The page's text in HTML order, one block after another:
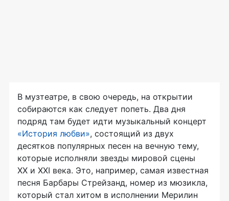
В музтеатре, в свою очередь, на открытии
собираются как следует попеть. Два дня
подряд там будет идти музыкальный концерт
«История любви», состоящий из двух
десятков популярных песен на вечную тему,
которые исполняли звезды мировой сцены
XX и XXI века. Это, например, самая известная
песня Барбары Стрейзанд, номер из мюзикла,
который стал хитом в исполнении Мерилин